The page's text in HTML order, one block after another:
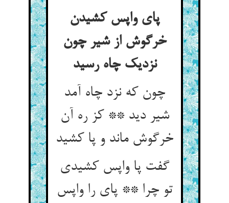
پای واپس کشیدن
خرگوش از شیر چون
نزدیک چاه رسید
چون که نزد چاه آمد
شیر دید ** کز ره آن
خرگوش ماند و پا کشید
گفت پا واپس کشیدی
تو چرا ** پای را واپس